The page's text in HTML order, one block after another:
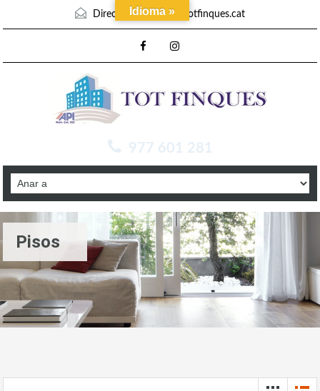
Direcció mail :info@totfinques.cat
977 601 281
Pisos
Idioma »